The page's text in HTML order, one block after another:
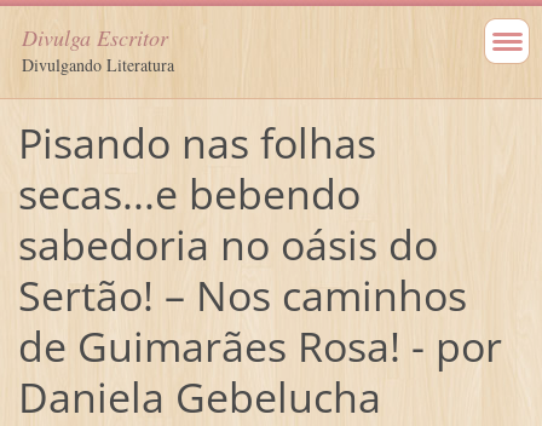
Divulga Escritor
Divulgando Literatura
Pisando nas folhas
secas...e bebendo
sabedoria no oásis do
Sertão! – Nos caminhos
de Guimarães Rosa! - por
Daniela Gebelucha